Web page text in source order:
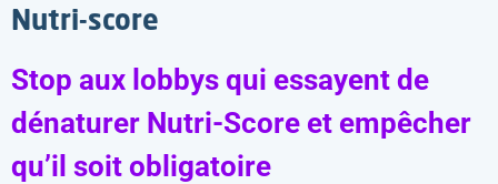
Nutri-score
Stop aux lobbys qui essayent de
dénaturer Nutri-Score et empêcher
qu’il soit obligatoire